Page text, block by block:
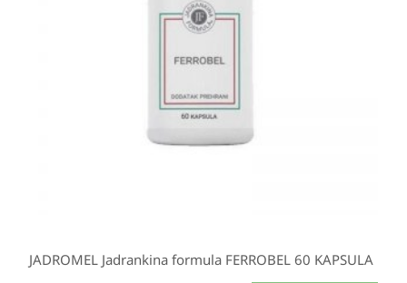
JADROMEL Jadrankina formula FERROBEL 60 KAPSULA